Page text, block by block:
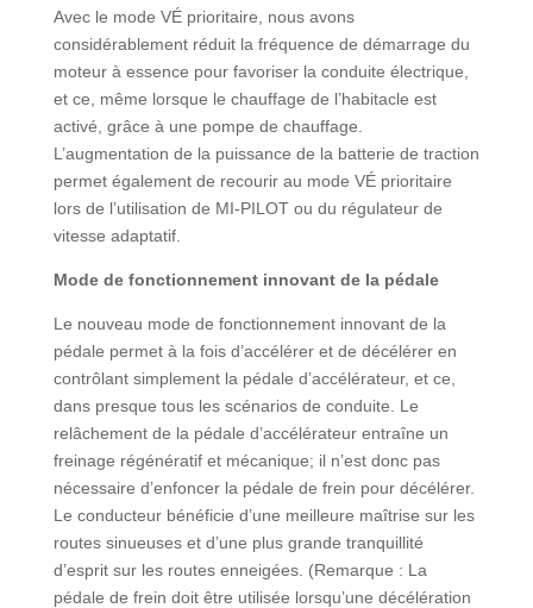
Avec le mode VÉ prioritaire, nous avons
considérablement réduit la fréquence de démarrage du
moteur à essence pour favoriser la conduite électrique,
et ce, même lorsque le chauffage de l’habitacle est
activé, grâce à une pompe de chauffage.
L’augmentation de la puissance de la batterie de traction
permet également de recourir au mode VÉ prioritaire
lors de l’utilisation de MI-PILOT ou du régulateur de
vitesse adaptatif.
Mode de fonctionnement innovant de la pédale
Le nouveau mode de fonctionnement innovant de la
pédale permet à la fois d’accélérer et de décélérer en
contrôlant simplement la pédale d’accélérateur, et ce,
dans presque tous les scénarios de conduite. Le
relâchement de la pédale d’accélérateur entraîne un
freinage régénératif et mécanique; il n’est donc pas
nécessaire d’enfoncer la pédale de frein pour décélérer.
Le conducteur bénéficie d’une meilleure maîtrise sur les
routes sinueuses et d’une plus grande tranquillité
d’esprit sur les routes enneigées. (Remarque : La
pédale de frein doit être utilisée lorsqu’une décélération